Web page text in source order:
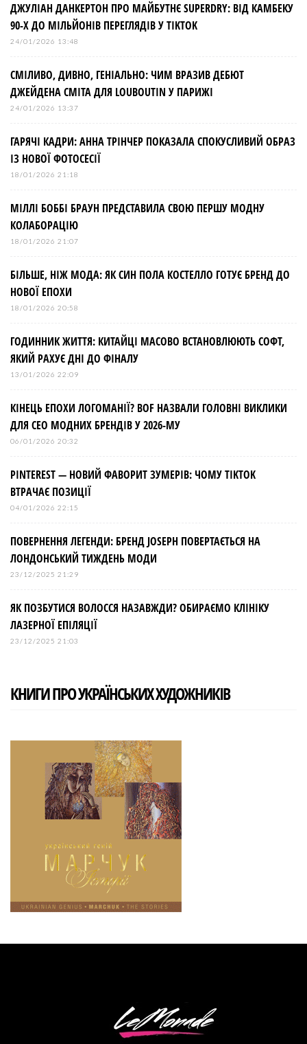
ДЖУЛІАН ДАНКЕРТОН ПРО МАЙБУТНЄ SUPERDRY: ВІД КАМБЕКУ
90-Х ДО МІЛЬЙОНІВ ПЕРЕГЛЯДІВ У TIKTOK
24/01/2026 13:48
СМІЛИВО, ДИВНО, ГЕНІАЛЬНО: ЧИМ ВРАЗИВ ДЕБЮТ
ДЖЕЙДЕНА СМІТА ДЛЯ LOUBOUTIN У ПАРИЖІ
24/01/2026 13:37
ГАРЯЧІ КАДРИ: АННА ТРІНЧЕР ПОКАЗАЛА СПОКУСЛИВИЙ ОБРАЗ
ІЗ НОВОЇ ФОТОСЕСІЇ
18/01/2026 21:18
МІЛЛІ БОББІ БРАУН ПРЕДСТАВИЛА СВОЮ ПЕРШУ МОДНУ
КОЛАБОРАЦІЮ
18/01/2026 21:07
БІЛЬШЕ, НІЖ МОДА: ЯК СИН ПОЛА КОСТЕЛЛО ГОТУЄ БРЕНД ДО
НОВОЇ ЕПОХИ
18/01/2026 20:58
ГОДИННИК ЖИТТЯ: КИТАЙЦІ МАСОВО ВСТАНОВЛЮЮТЬ СОФТ,
ЯКИЙ РАХУЄ ДНІ ДО ФІНАЛУ
13/01/2026 22:09
КІНЕЦЬ ЕПОХИ ЛОГОМАНІЇ? BOF НАЗВАЛИ ГОЛОВНІ ВИКЛИКИ
ДЛЯ СЕО МОДНИХ БРЕНДІВ У 2026-МУ
06/01/2026 20:32
PINTEREST — НОВИЙ ФАВОРИТ ЗУМЕРІВ: ЧОМУ TIKTOK
ВТРАЧАЄ ПОЗИЦІЇ
04/01/2026 22:15
ПОВЕРНЕННЯ ЛЕГЕНДИ: БРЕНД JOSEPH ПОВЕРТАЄТЬСЯ НА
ЛОНДОНСЬКИЙ ТИЖДЕНЬ МОДИ
23/12/2025 21:29
ЯК ПОЗБУТИСЯ ВОЛОССЯ НАЗАВЖДИ? ОБИРАЄМО КЛІНІКУ
ЛАЗЕРНОЇ ЕПІЛЯЦІЇ
23/12/2025 21:03
КНИГИ ПРО УКРАЇНСЬКИХ ХУДОЖНИКІВ